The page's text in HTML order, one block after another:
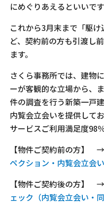
にめぐりあえるといいです
これから3月末まで「駆
ど、契約前の方も引渡し
ます。
さくら事務所では、建物
ーが客観的な立場から、
件の調査を行う新築一戸
内覧会立会いを提供して
サービスご利用満足度98％
【物件ご契約前の方】
ペクション・内覧会立会い
【物件ご契約後の方】
ェック（内覧会立会い・同